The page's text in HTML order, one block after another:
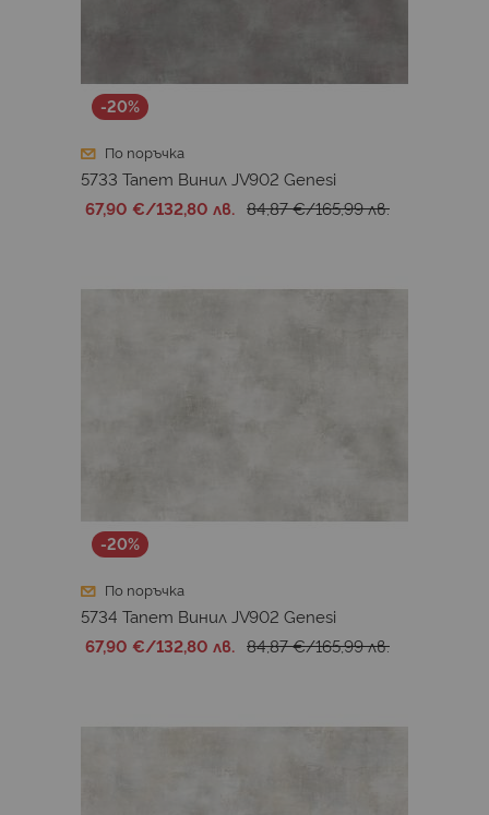
-20%
По поръчка
5733 Тапет Винил JV902 Genesi
67,90 €/132,80 лв. 84,87 €/165,99 лв.
-20%
По поръчка
5734 Тапет Винил JV902 Genesi
67,90 €/132,80 лв. 84,87 €/165,99 лв.